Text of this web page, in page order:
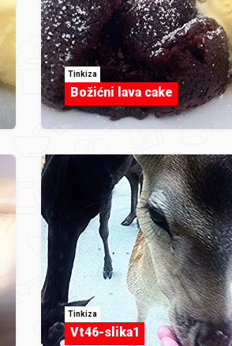
Tinkiza
Božićni lava cake
Tinkiza
Vt46-slika1